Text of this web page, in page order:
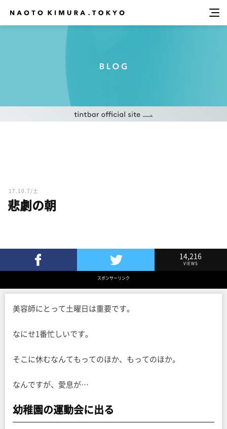
17.10.7/土
悲劇の朝
Twitterでツイート
14,216
VIEWS
スポンサーリンク
美容師にとって土曜日は重要です。
なにせ1番忙しいです。
そこに休むなんてもってのほか、もってのほか。
なんですが、愛息が…
幼稚園の運動会に出る